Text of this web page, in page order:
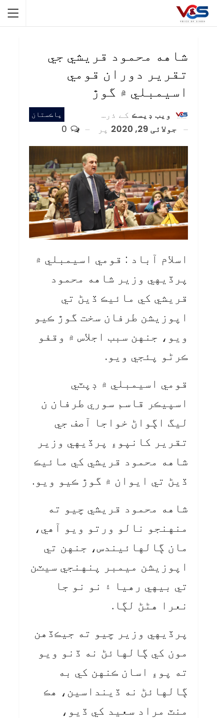
شاهه محمود قريشي جي
تقرير دوران قومي
اسيمبلي ۾ گوڙ
پاڪستان ويب ڊيسڪ کے ذریعہ
جولائی 29, 2020
پر
اسلام آباد : قومي اسيمبلي ۾
پرڏيهي وزير شاهه محمود
قريشي کي مائيڪ ڏيڻ تي
اپوزيشن طرفان سخت گوڙ ڪيو
ويو، جنهن سبب اجلاس ۾ وقفو
ڪرڻو پئجي ويو.
قومي اسيمبلي ۾ ڊپٽي
اسپيڪر قاسم سوري طرفان ن
ليگ اڳواڻ خواجا آصف جي
تقرير کانپوءِ پرڏيهي وزير
شاهه محمود قريشي کي مائيڪ
ڏيڻ تي ايوان ۾ گوڙ ڪيو ويو.
شاهه محمود قريشي چيو ته
منهنجو نالو ورتو ويو آهي،
مان ڳالهائيندس، جنهن تي
اپوزيشن ميمبر پنهنجي سيٽن
تي بيهي رهيا ۽ نو نو جا
نعرا هڻڻ لڳا.
پرڏيهي وزير چيو ته جيڪڏهن
مون کي ڳالهائڻ نه ڏنو ويو
ته پوءِ اسان ڪنهن کي به
ڳالهائڻ نه ڏينداسين، هڪ
منٽ مراد سعيد کي ڏيو،